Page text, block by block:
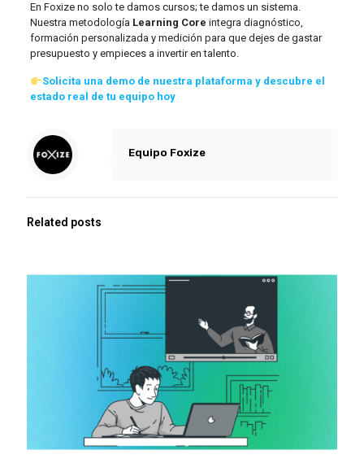
En Foxize no solo te damos cursos; te damos un sistema.
Nuestra metodología Learning Core integra diagnóstico,
formación personalizada y medición para que dejes de gastar
presupuesto y empieces a invertir en talento.
Solicita una demo de nuestra plataforma y descubre el
estado real de tu equipo hoy
Equipo Foxize
Related posts